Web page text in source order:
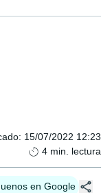
: 15/07/2022 12:23
4 min. lectura
en Google